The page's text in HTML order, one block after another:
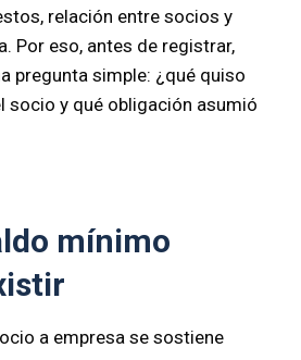
relación entre socios y
Por eso, antes de registrar,
pregunta simple: ¿qué quiso
socio y qué obligación asumió
mínimo
a empresa se sostiene